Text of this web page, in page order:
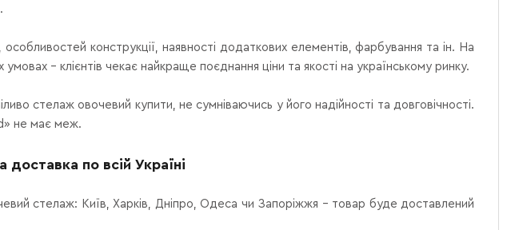
конструкції, наявності додаткових елементів, фарбування та ін. На
– клієнтів чекає найкраще поєднання ціни та якості на українському ринку.
стелаж овочевий купити, не сумніваючись у його надійності та довговічності.
не має меж.
доставка по всій Україні
стелаж: Київ, Харків, Дніпро, Одеса чи Запоріжжя – товар буде доставлений